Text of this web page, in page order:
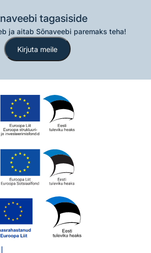
tagasiside
ja aitab Sõnaveebi paremaks teha!
Kirjuta meile